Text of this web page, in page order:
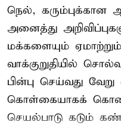
நெல், கரும்புக்கான
அனைத்து
மக்களையும்
வாக்குறுதியில்
பின்பு செய்வது
கொள்கையாகக்
செயல்பாடு கடும்